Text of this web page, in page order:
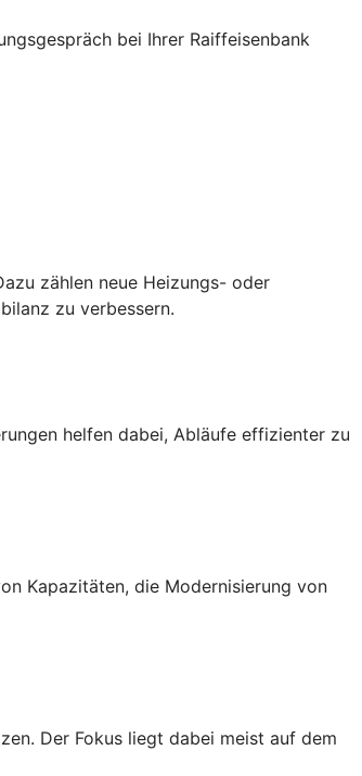
bei Ihrer Raiffeisenbank
zählen neue Heizungs- oder
zu verbessern.
helfen dabei, Abläufe effizienter zu
Kapazitäten, die Modernisierung von
Der Fokus liegt dabei meist auf dem